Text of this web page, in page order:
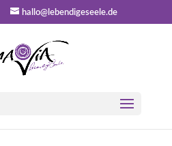
hallo@lebendigeseele.de